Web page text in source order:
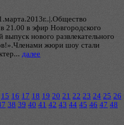
21.00 в эфир Новгородского
нового развлекательного
жюри шоу стали
далее
15 16 17 18 19 20 21 22 23 24 25 26
38 39 40 41 42 43 44 45 46 47 48